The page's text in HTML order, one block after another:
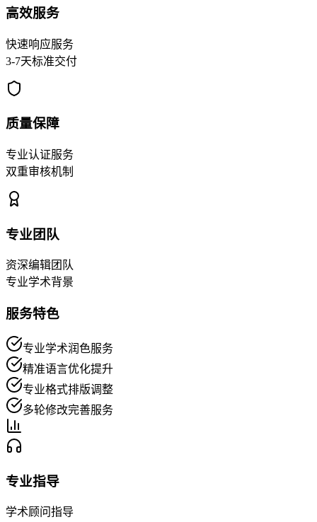
高效服务
快速响应服务
3-7天标准交付
质量保障
专业认证服务
双重审核机制
专业团队
资深编辑团队
专业学术背景
服务特色
专业学术润色服务
精准语言优化提升
专业格式排版调整
多轮修改完善服务
专业指导
学术顾问指导